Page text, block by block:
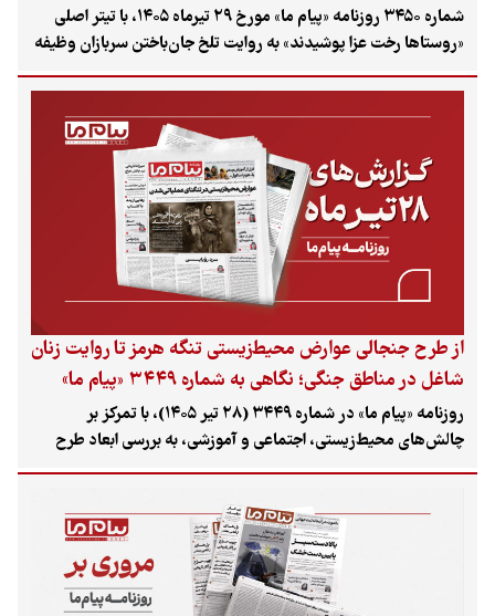
شماره ۳۴۵۰ روزنامه «پیام ما» مورخ ۲۹ تیرماه ۱۴۰۵، با تیتر اصلی
«روستاها رخت عزا پوشیدند» به روایت تلخ جان‌باختن سربازان وظیفه
در حادثه حمله به آسایشگاه تیپ ۳۸۸ نیروی زمینی ارتش در بمپور
اختصاص یافته است. این شماره همچنین با رویکردی انتقادی به
واکاوی چالش‌های عمیق در حوزه‌های سلامت، مدیریت پسماند،
قاچاق حیات‌وحش و تخریب سیمای طبیعی شهرها پرداخته است.
از طرح جنجالی عوارض محیط‌زیستی تنگه هرمز تا روایت زنان
شاغل در مناطق جنگی؛ نگاهی به شماره ۳۴۴۹ «پیام ما»
روزنامه «پیام ما» در شماره ۳۴۴۹ (۲۸ تیر ۱۴۰۵)، با تمرکز بر
چالش‌های محیط‌زیستی، اجتماعی و آموزشی، به بررسی ابعاد طرح
جدید دریافت عوارض از کشتی‌های عبوری در تنگه هرمز پرداخته
دیپلماتیک، با انتشار گزارش‌های میدانی از زندگی زنان در مناطق
جنگ‌زده و وضعیت آموزشی کشور، تلاش کرده تا آینه‌ای از
دغدغه‌های روز جامعه باشد.